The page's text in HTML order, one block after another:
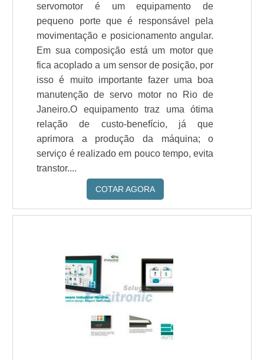
servomotor é um equipamento de
pequeno porte que é responsável pela
movimentação e posicionamento angular.
Em sua composição está um motor que
fica acoplado a um sensor de posição, por
isso é muito importante fazer uma boa
manutenção de servo motor no Rio de
Janeiro.O equipamento traz uma ótima
relação de custo-benefício, já que
aprimora a produção da máquina; o
serviço é realizado em pouco tempo, evita
transtor....
COTAR AGORA